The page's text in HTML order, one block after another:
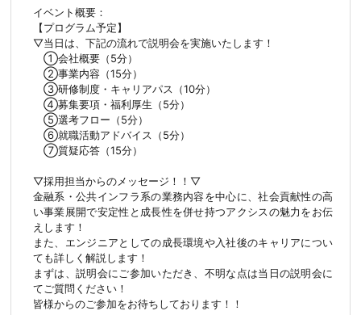
イベント概要：
【プログラム予定】
▽当日は、下記の流れで説明会を実施いたします！
①会社概要（5分）
②事業内容（15分）
③研修制度・キャリアパス（10分）
④募集要項・福利厚生（5分）
⑤選考フロー（5分）
⑥就職活動アドバイス（5分）
⑦質疑応答（15分）
▽採用担当からのメッセージ！！▽
金融系・公共インフラ系の業務内容を中心に、社会貢献性の高
い事業展開で安定性と成長性を併せ持つアクシスの魅力をお伝
えします！
また、エンジニアとしての成長環境や入社後のキャリアについ
ても詳しく解説します！
まずは、説明会にご参加いただき、不明な点は当日の説明会に
てご質問ください！
皆様からのご参加をお待ちしております！！